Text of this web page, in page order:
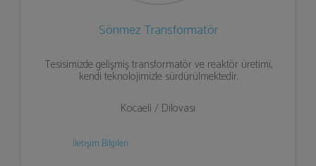
Sönmez Transformatör
Tesisimizde gelişmiş transformatör ve reaktör üretimi,
kendi teknolojimizle sürdürülmektedir.
Kocaeli / Dilovası
İletişim Bilgileri